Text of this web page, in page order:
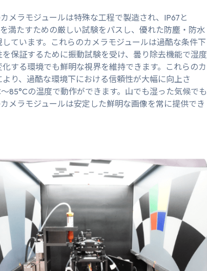
メラモジュールは特殊な工程で製造され、IP67と
満たすための厳しい試験をパスし、優れた防塵・防水
ています。これらのカメラモジュールは過酷な条件下
を保証するために振動試験を受け、曇り除去機能で湿度
する環境でも鮮明な視界を維持できます。これらのカ
より、過酷な環境下における信頼性が大幅に向上さ
85°Cの温度で動作ができます。山でも湿った気候でも
メラモジュールは安定した鮮明な画像を常に提供でき